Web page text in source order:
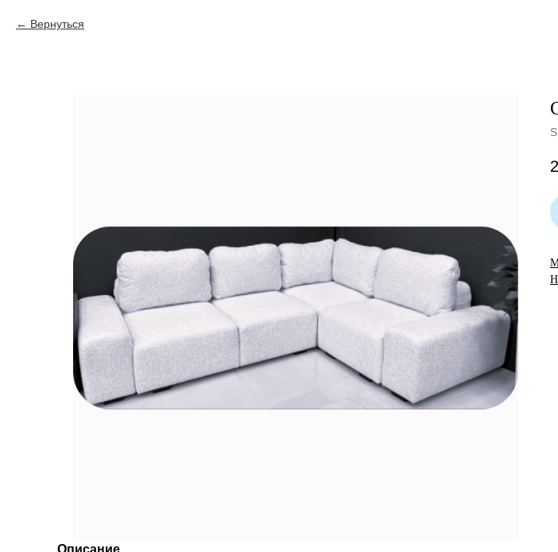
Вернуться
Описание